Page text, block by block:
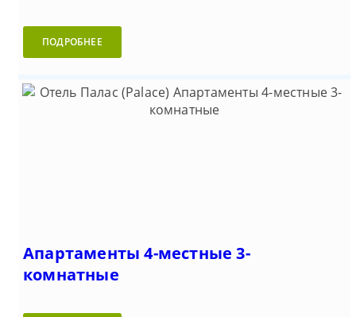
ПОДРОБНЕЕ
Апартаменты 4-местные 3-
комнатные